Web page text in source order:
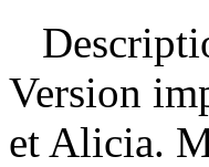
Version
et Alicia.